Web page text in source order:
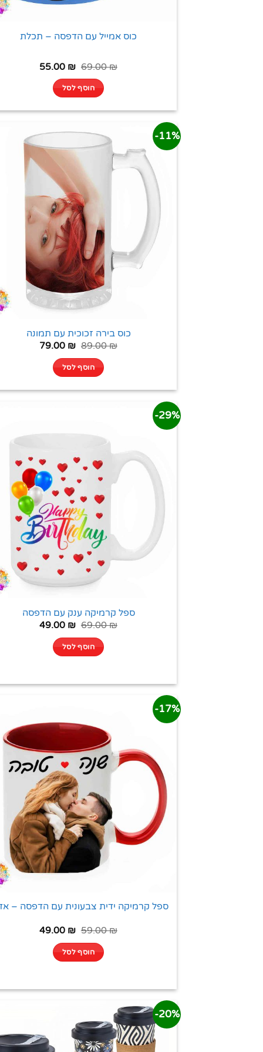
כוס אמייל עם הדפסה – תכלת
69.00₪
55.00 ₪
הוסף לסל
11%-
כוס בירה זכוכית עם תמונה
89.00₪
79.00 ₪
הוסף לסל
29%-
ספל קרמיקה ענק עם הדפסה
69.00₪
49.00 ₪
הוסף לסל
17%-
ספל קרמיקה ידית צבעונית עם הדפסה –
59.00₪
49.00 ₪
הוסף לסל
20%-